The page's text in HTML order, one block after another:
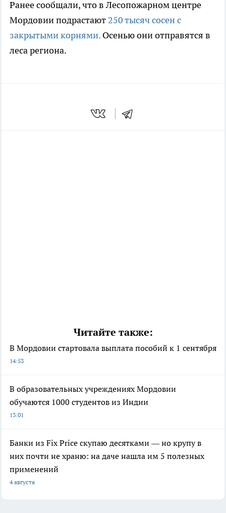
Ранее сообщали, что в Лесопожарном центре
Мордовии подрастают 250 тысяч сосен с
закрытыми корнями. Осенью они отправятся в
леса региона.
Читайте также:
В Мордовии стартовала выплата пособий к 1 сентября
14:53
В образовательных учреждениях Мордовии
обучаются 1000 студентов из Индии
13:01
Банки из Fix Price скупаю десятками — но крупу в
них почти не храню: на даче нашла им 5 полезных
применений
4 августа